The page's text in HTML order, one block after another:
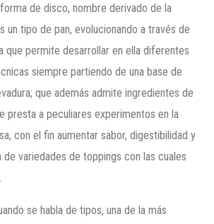
de disco, nombre derivado de la
un tipo de pan, evolucionando a través de
que permite desarrollar en ella diferentes
siempre partiendo de una base de
que además admite ingredientes de
presta a peculiares experimentos en la
con el fin aumentar sabor, digestibilidad y
variedades de toppings con las cuales
se habla de tipos, una de la más